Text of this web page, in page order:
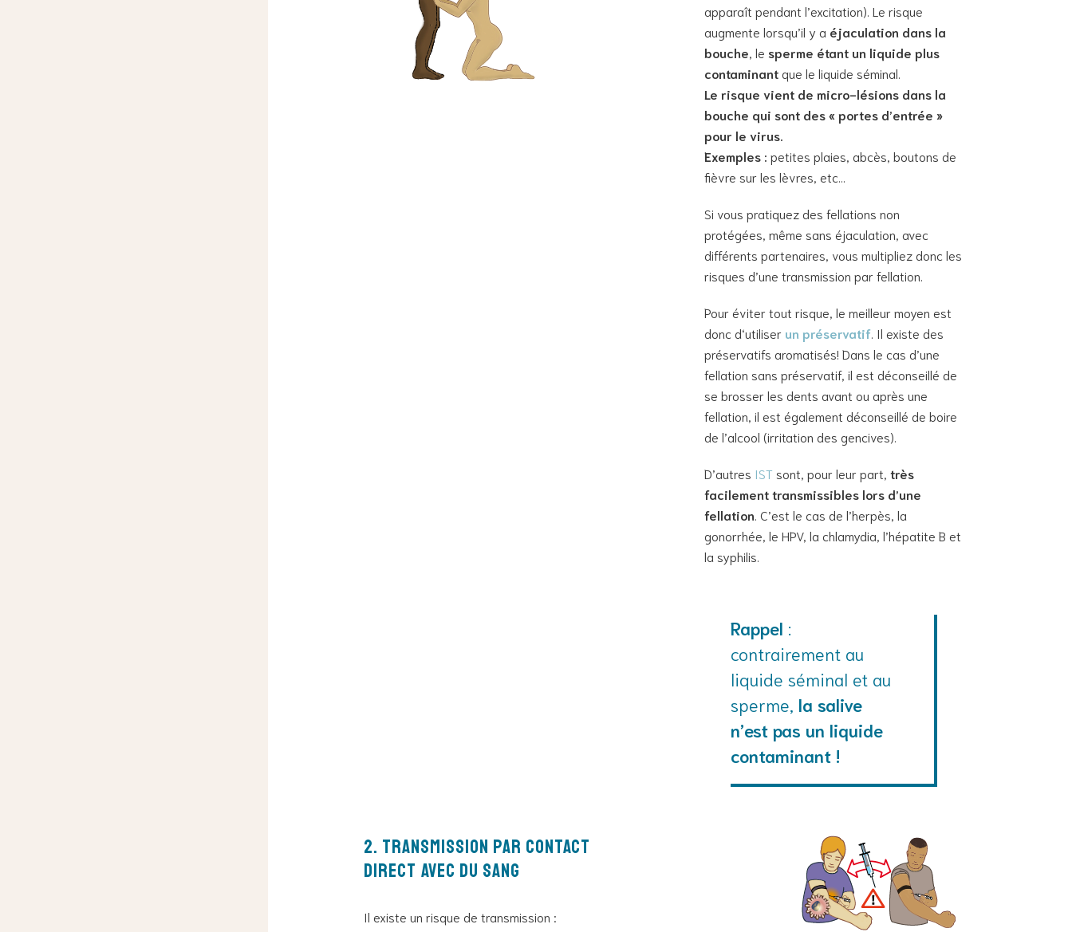
apparaît pendant l’excitation). Le risque
augmente lorsqu’il y a éjaculation dans la
bouche , le sperme étant un liquide plus
contaminant que le liquide séminal.
Le risque vient de micro-lésions dans la
bouche qui sont des « portes d’entrée »
pour le virus.
Exemples : petites plaies, abcès, boutons de
fièvre sur les lèvres, etc…
Si vous pratiquez des fellations non
protégées, même sans éjaculation, avec
différents partenaires, vous multipliez donc les
risques d’une transmission par fellation.
Pour éviter tout risque, le meilleur moyen est
donc d‘utiliser un préservatif . Il existe des
préservatifs aromatisés! Dans le cas d’une
fellation sans préservatif, il est déconseillé de
se brosser les dents avant ou après une
fellation, il est également déconseillé de boire
de l’alcool (irritation des gencives).
D’autres IST sont, pour leur part,très
facilement transmissibles lors d’une
fellation . C’est le cas de l’herpès, la
gonorrhée, le HPV, la chlamydia, l’hépatite B et
la syphilis.
Rappel :
contrairement au
liquide séminal et au
sperme, la salive
n’est pas un liquide
contaminant !
2. Transmission par contact
direct avec du sang
Il existe un risque de transmission :